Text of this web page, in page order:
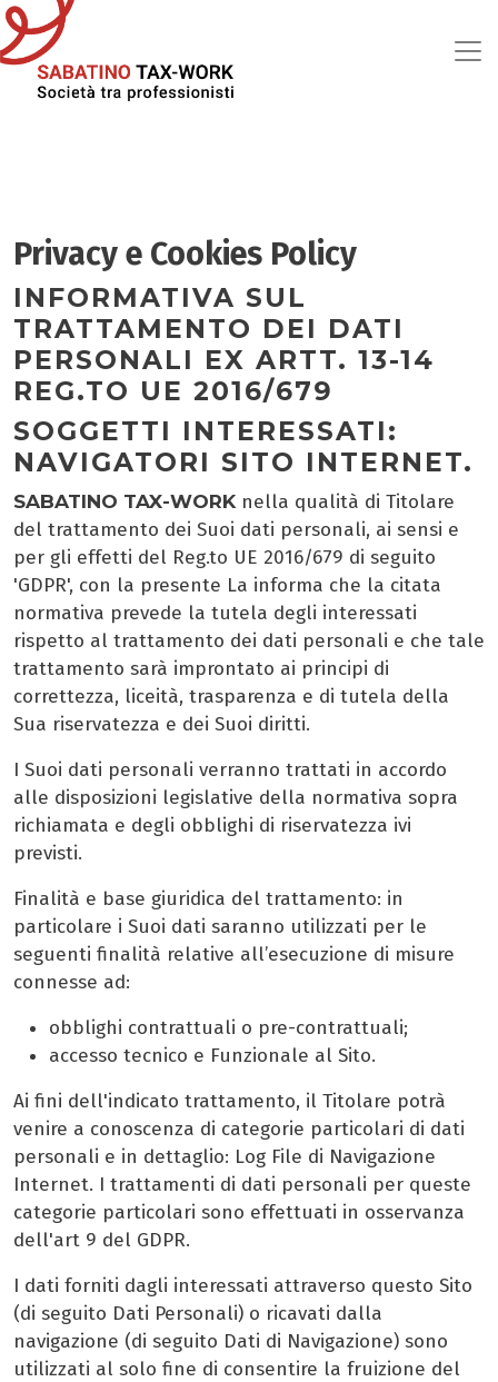
Salta al contenuto principale
Privacy e Cookies Policy
INFORMATIVA SUL
TRATTAMENTO DEI DATI
PERSONALI EX ARTT. 13-14
REG.TO UE 2016/679
SOGGETTI INTERESSATI:
NAVIGATORI SITO INTERNET.
SABATINO TAX-WORKnella qualità di Titolare
del trattamento dei Suoi dati personali, ai sensi e
per gli effetti del Reg.to UE 2016/679 di seguito
'GDPR', con la presente La informa che la citata
normativa prevede la tutela degli interessati
rispetto al trattamento dei dati personali e che tale
trattamento sarà improntato ai principi di
correttezza, liceità, trasparenza e di tutela della
Sua riservatezza e dei Suoi diritti.
I Suoi dati personali verranno trattati in accordo
alle disposizioni legislative della normativa sopra
richiamata e degli obblighi di riservatezza ivi
previsti.
Finalità e base giuridica del trattamento: in
particolare i Suoi dati saranno utilizzati per le
seguenti finalità relative all’esecuzione di misure
connesse ad:
obblighi contrattuali o pre-contrattuali;
accesso tecnico e Funzionale al Sito.
Ai fini dell'indicato trattamento, il Titolare potrà
venire a conoscenza di categorie particolari di dati
personali e in dettaglio: Log File di Navigazione
Internet. I trattamenti di dati personali per queste
categorie particolari sono effettuati in osservanza
dell'art 9 del GDPR.
I dati forniti dagli interessati attraverso questo Sito
(di seguito Dati Personali) o ricavati dalla
navigazione (di seguito Dati di Navigazione) sono
utilizzati al solo fine di consentire la fruizione del